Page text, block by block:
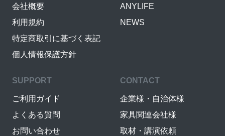
会社概要
利用規約
特定商取引に基づく表記
個人情報保護方針
ANYLIFE
NEWS
SUPPORT
ご利用ガイド
よくある質問
お問い合わせ
CONTACT
企業様・自治体様
家具関連会社様
取材・講演依頼